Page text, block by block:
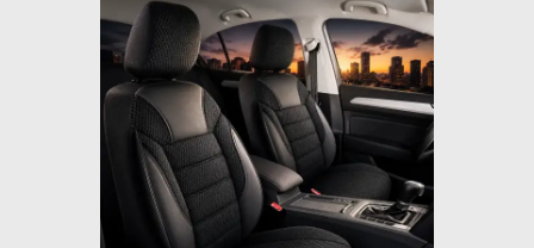
GALERIJA
KONTAKT
Pozovi odmah